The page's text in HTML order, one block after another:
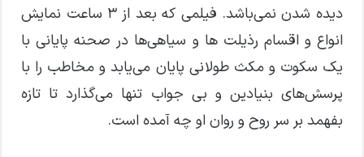
دیده شدن نمی‌باشد. فیلمی که بعد از ۳ ساعت نمایش
انواع و اقسام رذیلت ها و سیاهی‌ها در صحنه پایانی با
یک سکوت و مکث طولانی پایان می‌یابد و مخاطب را با
پرسش‌های بنیادین و بی جواب تنها می‌گذارد تا تازه
بفهمد بر سر روح و روان او چه آمده است.